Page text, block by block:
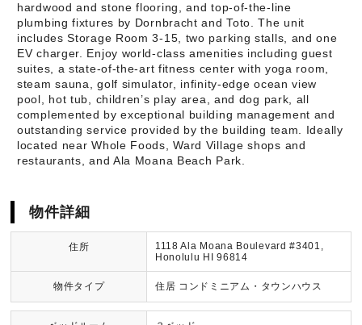
hardwood and stone flooring, and top-of-the-line
plumbing fixtures by Dornbracht and Toto. The unit
includes Storage Room 3-15, two parking stalls, and one
EV charger. Enjoy world-class amenities including guest
suites, a state-of-the-art fitness center with yoga room,
steam sauna, golf simulator, infinity-edge ocean view
pool, hot tub, children’s play area, and dog park, all
complemented by exceptional building management and
outstanding service provided by the building team. Ideally
located near Whole Foods, Ward Village shops and
restaurants, and Ala Moana Beach Park.
物件詳細
住所
1118 Ala Moana Boulevard #3401,
Honolulu HI 96814
物件タイプ 住居 コンドミニアム・タウンハウス